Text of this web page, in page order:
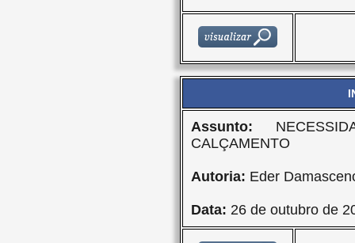
Assunto:
CALÇAMENTO
Autoria: Eder
Data: 26 de outubro de